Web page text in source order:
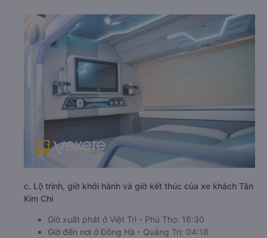
c. Lộ trình, giờ khởi hành và giờ kết thúc của xe khách Tân
Kim Chi
Giờ xuất phát ở Việt Trì - Phú Thọ: 16:30
Giờ đến nơi ở Đông Hà - Quảng Trị: 04:18